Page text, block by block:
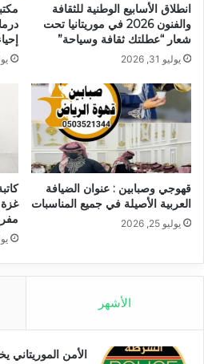
انطلاق الأسابيع الوطنية للثقافة
والفنون 2026 في موريتانيا تحت
شعار “عطلتك ثقافة وسياحة”
يوليو 31, 2026
قهوجي وصبابين : عنوان الضيافة
العربية الأصيلة في جميع المناسبات
يوليو 25, 2026
الأشهر
الأمن